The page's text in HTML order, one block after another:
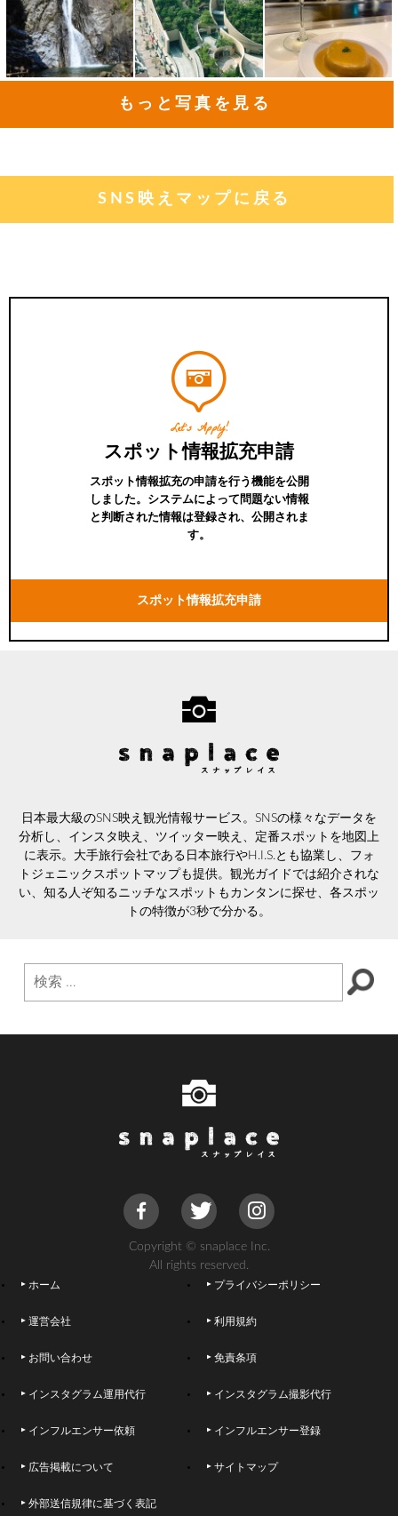
もっと写真を見る
SNS映えマップに戻る
Let's Apply!
スポット情報拡充申請
スポット情報拡充の申請を行う機能を公開
しました。システムによって問題ない情報
と判断された情報は登録され、公開されま
す。
スポット情報拡充申請
日本最大級のSNS映え観光情報サービス。SNSの様々なデータを
分析し、インスタ映え、ツイッター映え、定番スポットを地図上
に表示。大手旅行会社である日本旅行やH.I.S.とも協業し、フォ
トジェニックスポットマップも提供。観光ガイドでは紹介されな
い、知る人ぞ知るニッチなスポットもカンタンに探せ、各スポッ
トの特徴が3秒で分かる。
Copyright © snaplace Inc.
All rights reserved.
ホーム プライバシーポリシー
運営会社 利用規約
お問い合わせ 免責条項
インスタグラム運用代行 インスタグラム撮影代行
インフルエンサー依頼 インフルエンサー登録
広告掲載について サイトマップ
外部送信規律に基づく表記